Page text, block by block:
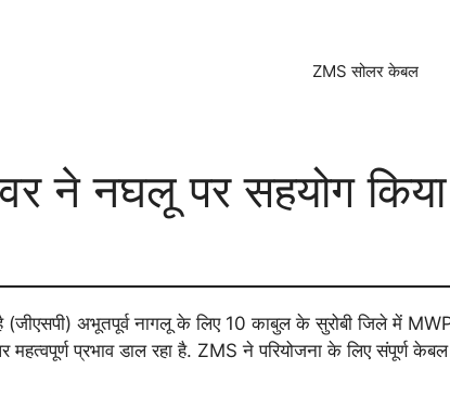
ZMS सोलर केबल
ने नघलू पर सहयोग किया
अभूतपूर्व नागलू के लिए 10 काबुल के सुरोबी जिले में MWP
प्रभाव डाल रहा है. ZMS ने परियोजना के लिए संपूर्ण केबल